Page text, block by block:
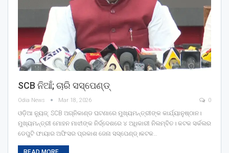
SCB ନିଆଁ; ଚାରି ସସ୍‌ପେଣ୍ଡ୍‌
Odia News Mar 18, 2026 0
ଓଡ଼ିଆ ନ୍ୟୁଜ୍: SCB ଅଗ୍ନିକାଣ୍ଡ ଘଟଣାରେ ମୁଖ୍ୟମନ୍ତ୍ରୀଙ୍କ କାର୍ଯ୍ୟାନୁଷ୍ଠାନ।
ମୁଖ୍ୟମନ୍ତ୍ରୀ ମୋହନ ମାଝୀଙ୍କ ନିର୍ଦ୍ଦେଶରେ ୪ ଅଧିକାରୀ ନିଲମ୍ବିତ। କଟକ ସର୍କଲର
ଡେପୁଟି ଫାୟାର ଅଫିସର ପ୍ରକାଶ ଜେନା ସସ୍‌ପେଣ୍ଡ୍‌।କଟକ…